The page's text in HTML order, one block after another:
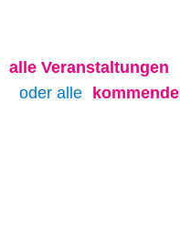
alle Veranstaltungen
oder alle